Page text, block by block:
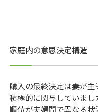
家庭内の意思決定構造
購入の最終決定は妻が
積極的に関与していま
順位が夫婦間で異なる状